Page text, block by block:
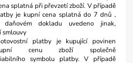
splatná při převzetí zboží. V případě
je kupní cena splatná do 7 dnů ,
dokladu uvedeno jinak,
smlouvy
platby je kupující povinen
cenu zboží společně
symbolu platby. V případě